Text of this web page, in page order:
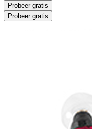
Probeer gratis
Probeer gratis